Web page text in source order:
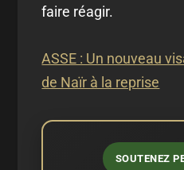
faire réagir.
ASSE : Un nouveau
de Naïr à la reprise
SOUTENEZ